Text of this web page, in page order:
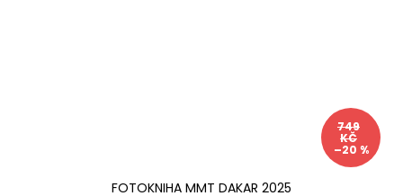
749
KČ
–20 %
FOTOKNIHA MMT DAKAR 2025